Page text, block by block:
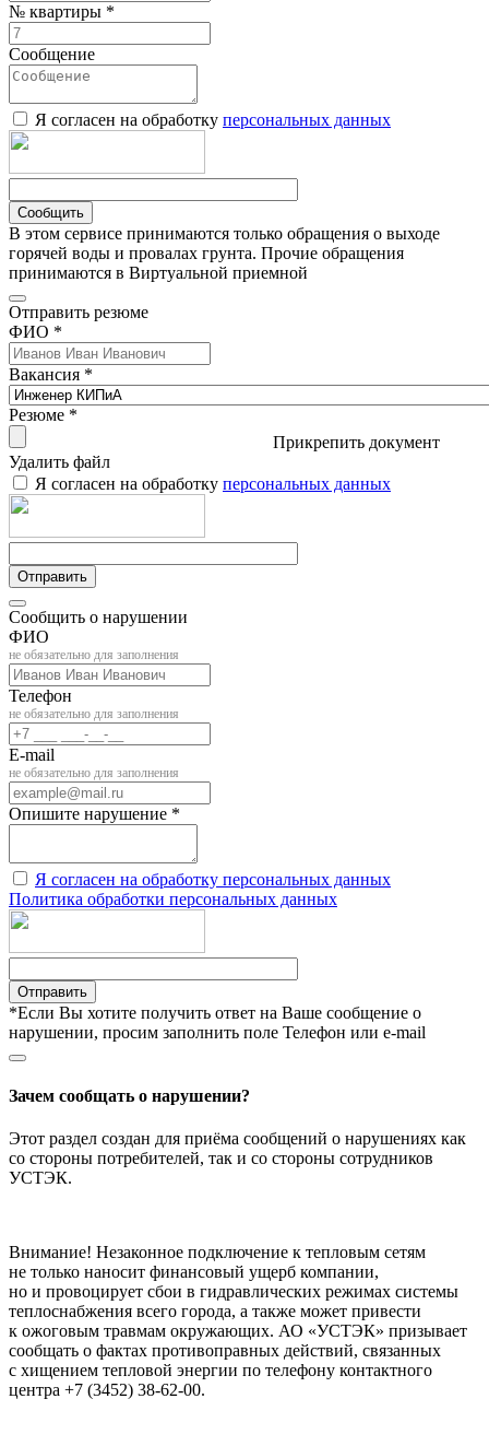
№ квартиры *
Сообщение
Я согласен на обработку персональных данных
Сообщить
В этом сервисе принимаются только обращения о выходе
горячей воды и провалах грунта. Прочие обращения
принимаются в Виртуальной приемной
Отправить резюме
ФИО *
Вакансия *
Резюме *
Прикрепить документ
Удалить файл
Я согласен на обработку персональных данных
Отправить
Сообщить о нарушении
ФИО
не обязательно для заполнения
Телефон
не обязательно для заполнения
E-mail
не обязательно для заполнения
Опишите нарушение *
Я согласен на обработку персональных данных
Политика обработки персональных данных
Отправить
*Если Вы хотите получить ответ на Ваше сообщение о
нарушении, просим заполнить поле Телефон или e-mail
Зачем сообщать о нарушении?
Этот раздел создан для приёма сообщений о нарушениях как
со стороны потребителей, так и со стороны сотрудников
УСТЭК.
Внимание! Незаконное подключение к тепловым сетям
не только наносит финансовый ущерб компании,
но и провоцирует сбои в гидравлических режимах системы
теплоснабжения всего города, а также может привести
к ожоговым травмам окружающих. АО «УСТЭК» призывает
сообщать о фактах противоправных действий, связанных
с хищением тепловой энергии по телефону контактного
центра +7 (3452) 38-62-00.